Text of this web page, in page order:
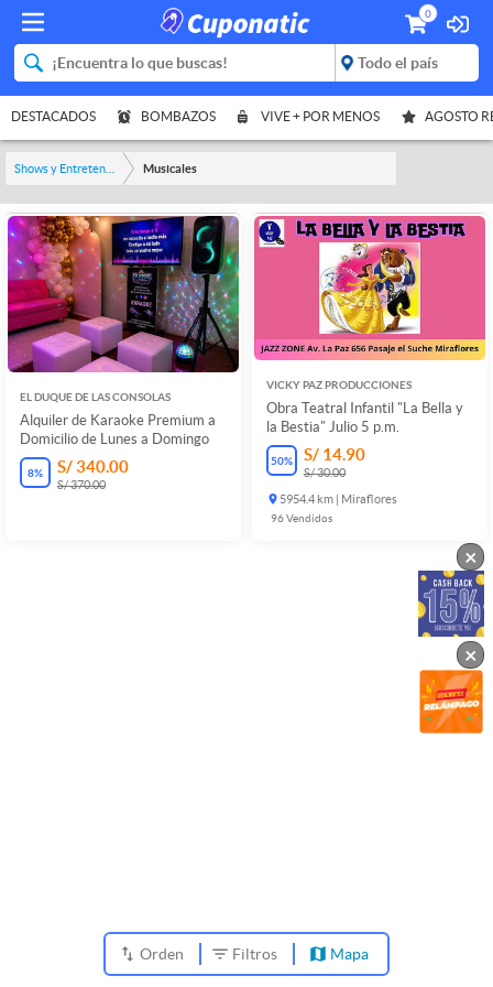
0
DESTACADOS BOMBAZOS VIVE + POR MENOS AGOSTO
Musicales
EL DUQUE DE LAS CONSOLAS
Alquiler de Karaoke Premium a
Domicilio de Lunes a Domingo
8% S/ 340.00
S/ 370.00
VICKY PAZ PRODUCCIONES
Obra Teatral Infantil "La Bella y
la Bestia" Julio 5 p.m.
50% S/ 14.90
S/ 30.00
5954.4 km | Miraflores
96Vendidos
Orden Filtros Mapa
×
×